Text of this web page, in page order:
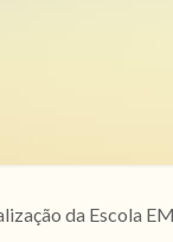
da Escola